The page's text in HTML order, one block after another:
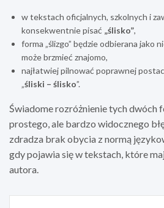
w tekstach oficjalnych, szkolnych i
konsekwentnie pisać „ślisko”,
forma „ślizgo” będzie odbierana jako
może brzmieć znajomo,
najłatwiej pilnować poprawnej
„śliski – ślisko”.
Świadome rozróżnienie tych dwóch
prostego, ale bardzo widocznego
zdradza brak obycia z normą
gdy pojawia się w tekstach, które
autora.